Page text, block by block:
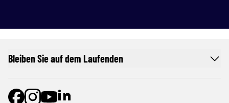
Bleiben Sie auf dem Laufenden